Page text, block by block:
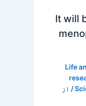
It will
Life
/ از